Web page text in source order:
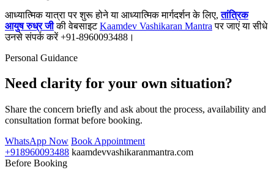
आध्यात्मिक यात्रा पर शुरू होने या आध्यात्मिक मार्गदर्शन के लिए,तांत्रिक
आयुष रुध्र जीकी वेबसाइटKaamdev Vashikaran Mantra पर जाएं या सीधे
उनसे संपर्क करें +91-8960093488।
Personal Guidance
Need clarity for your own situation?
Share the concern briefly and ask about the process, availability and
consultation format before booking.
WhatsApp Now Book Appointment
+918960093488 kaamdevvashikaranmantra.com
Before Booking